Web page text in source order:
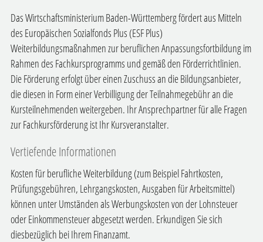
Das Wirtschaftsministerium Baden-Württemberg fördert aus Mitteln
des Europäischen Sozialfonds Plus (ESF Plus)
Weiterbildungsmaßnahmen zur beruflichen Anpassungsfortbildung im
Rahmen des Fachkursprogramms und gemäß den Förderrichtlinien.
Die Förderung erfolgt über einen Zuschuss an die Bildungsanbieter,
die diesen in Form einer Verbilligung der Teilnahmegebühr an die
Kursteilnehmenden weitergeben. Ihr Ansprechpartner für alle Fragen
zur Fachkursförderung ist Ihr Kursveranstalter.
Vertiefende Informationen
Kosten für berufliche Weiterbildung (zum Beispiel Fahrtkosten,
Prüfungsgebühren, Lehrgangskosten, Ausgaben für Arbeitsmittel)
können unter Umständen als Werbungskosten von der Lohnsteuer
oder Einkommensteuer abgesetzt werden. Erkundigen Sie sich
diesbezüglich bei Ihrem Finanzamt.